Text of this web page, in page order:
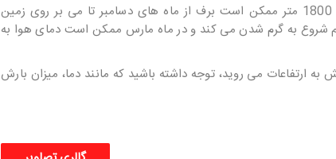
ماه ژانویه می باشد. همچنین در ارتفاعات بالای 1800 متر ممکن است برف از ماه های دسامبر تا می بر روی زمین
فوریه نیز هوا کم کم شروع به گرم شدن می کند و در ماه مارس ممکن است دمای هوا به
به ارتفاعات می روید، توجه داشته باشید که مانند دما، میزان بارش